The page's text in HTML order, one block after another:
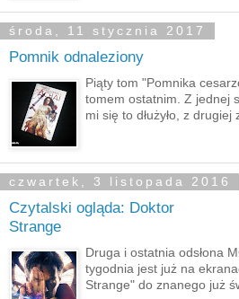
środa, 11 stycznia 2017
Pomnik odnaleziony
Piąty tom "Pomnika
tomem ostatnim. Z jednej
mi się to dłużyło, z drugiej
czwartek, 3 listopada 2016
Czytalski ogląda: Doktor
Strange
Druga i ostatnia odsłona
tygodnia jest już na
Strange" do znanego już